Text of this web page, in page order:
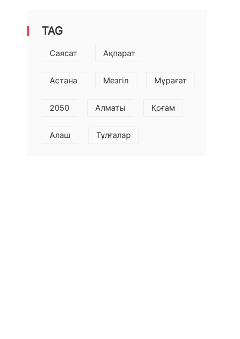
TAG
Саясат Ақпарат
Астана Мезгіл Мұрағат
2050 Алматы Қоғам
Алаш Тұлғалар